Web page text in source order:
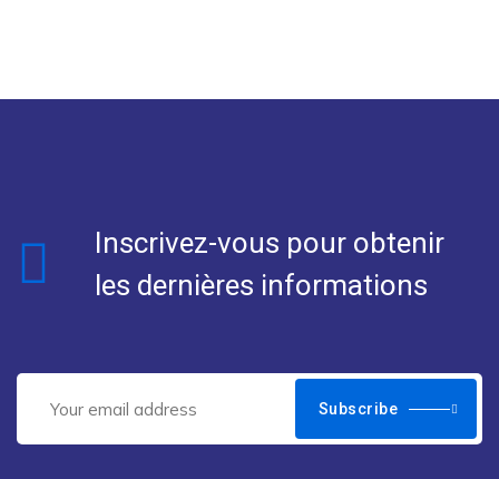
Inscrivez-vous pour obtenir
les dernières informations
Subscribe